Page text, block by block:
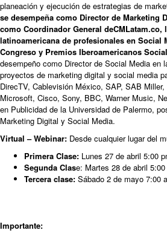
planeación y ejecución de estrategias de
se desempeña como Director de Marketing
como Coordinador General deCMLatam.co,
latinoamericana de profesionales en Social
Congreso y Premios Iberoamericanos
desempeño como Director de Social Media en
proyectos de marketing digital y social media
DirecTV, Cablevisión México, SAP, SAB
Microsoft, Cisco, Sony, BBC, Warner Music,
en Publicidad de la Universidad de Palermo,
Marketing Digital y Social Media.
Virtual – Webinar: Desde cualquier lugar del
Primera Clase: Lunes 27 de abril 5:00
Segunda Clase: Martes 28 de abril
Tercera clase: Sábado 2 de mayo 7:00
Importante: